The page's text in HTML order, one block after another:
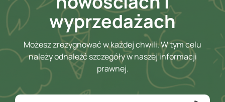
wyprzedażach
Możesz zrezygnować w każdej chwili. W tym celu
należy odnaleźć szczegóły w naszej informacji
prawnej.